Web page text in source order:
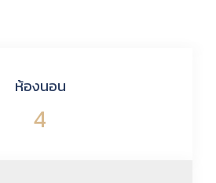
ห้องนอน
4